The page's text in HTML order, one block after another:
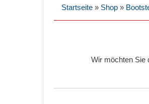
Startseite » Shop »
Wir möchten Sie